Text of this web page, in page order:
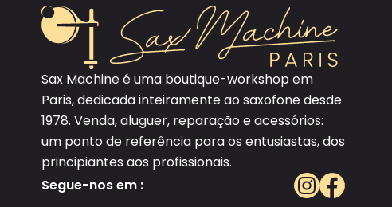
Sax Machine é uma boutique-workshop em
Paris, dedicada inteiramente ao saxofone desde
1978. Venda, aluguer, reparação e acessórios:
um ponto de referência para os entusiastas, dos
principiantes aos profissionais.
Segue-nos em :